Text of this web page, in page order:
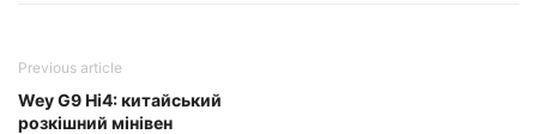
Previous article
Wey G9 Hi4: китайський
розкішний мінівен